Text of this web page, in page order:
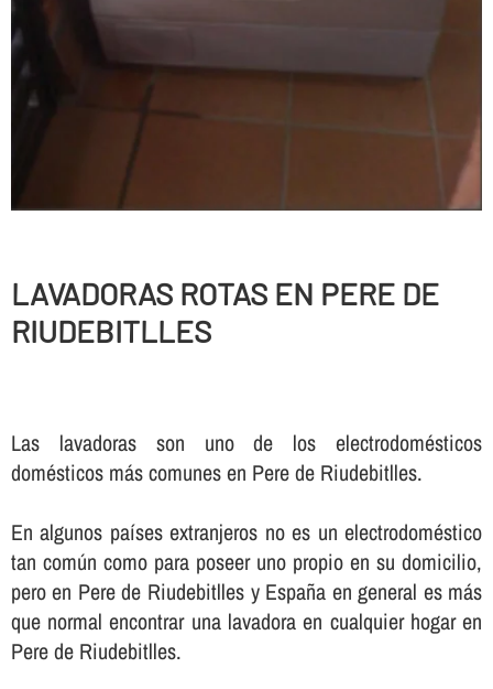
LAVADORAS ROTAS EN PERE DE
RIUDEBITLLES
Las lavadoras son uno de los electrodomésticos
domésticos más comunes en Pere de Riudebitlles.
En algunos paí­ses extranjeros no es un electrodoméstico
tan común como para poseer uno propio en su domicilio,
pero en Pere de Riudebitlles y España en general es más
que normal encontrar una lavadora en cualquier hogar en
Pere de Riudebitlles.